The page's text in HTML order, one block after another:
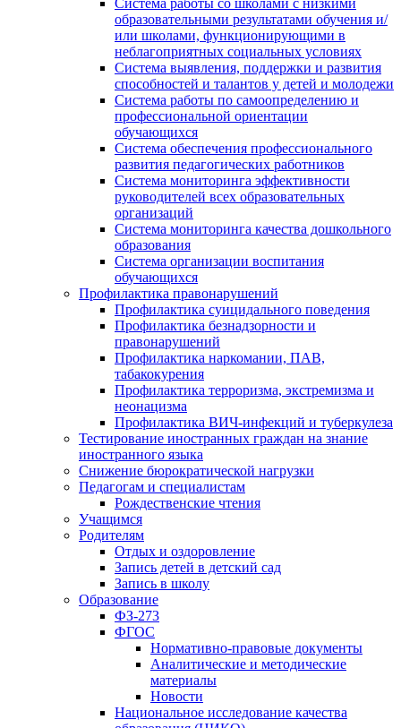
Система работы со школами с низкими
образовательными результатами обучения и/
или школами, функционирующими в
неблагоприятных социальных условиях
Система выявления, поддержки и развития
способностей и талантов у детей и молодежи
Система работы по самоопределению и
профессиональной ориентации
обучающихся
Система обеспечения профессионального
развития педагогических работников
Система мониторинга эффективности
руководителей всех образовательных
организаций
Система мониторинга качества дошкольного
образования
Система организации воспитания
обучающихся
Профилактика правонарушений
Профилактика суицидального поведения
Профилактика безнадзорности и
правонарушений
Профилактика наркомании, ПАВ,
табакокурения
Профилактика терроризма, экстремизма и
неонацизма
Профилактика ВИЧ-инфекций и туберкулеза
Тестирование иностранных граждан на знание
иностранного языка
Снижение бюрократической нагрузки
Педагогам и специалистам
Рождественские чтения
Учащимся
Родителям
Отдых и оздоровление
Запись детей в детский сад
Запись в школу
Образование
ФЗ-273
ФГОС
Нормативно-правовые документы
Аналитические и методические
материалы
Новости
Национальное исследование качества